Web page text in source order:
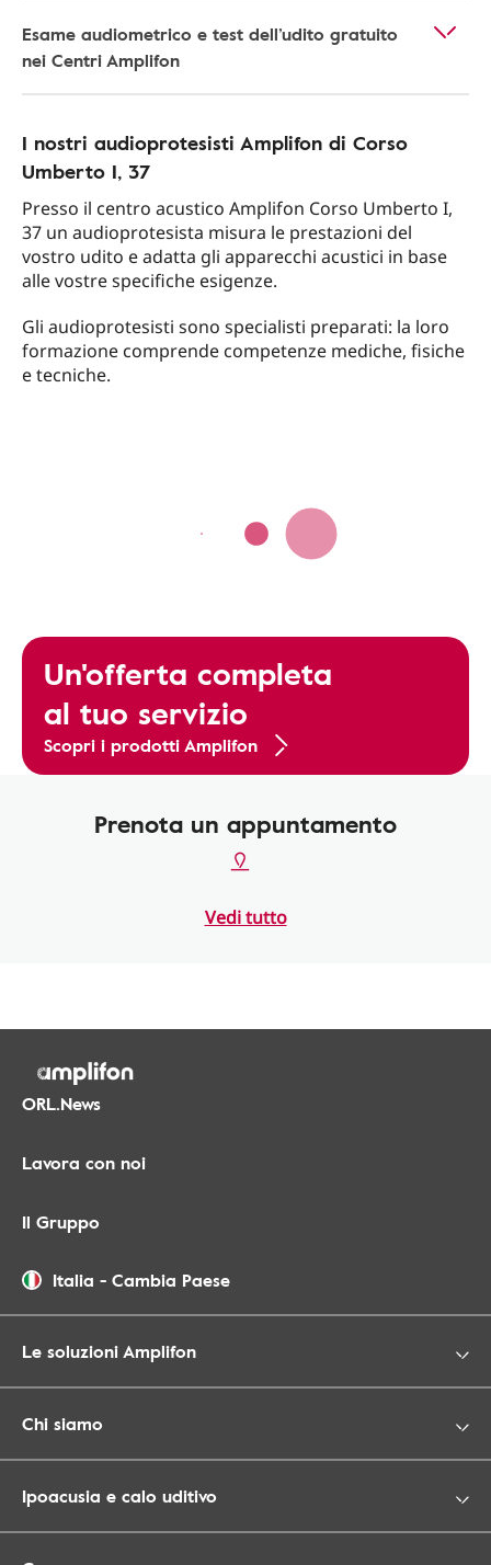
Esame audiometrico e test dell’udito gratuito
nei Centri Amplifon
I nostri audioprotesisti Amplifon di Corso
Umberto I, 37
Presso il centro acustico Amplifon Corso Umberto I,
37 un audioprotesista misura le prestazioni del
vostro udito e adatta gli apparecchi acustici in base
alle vostre specifiche esigenze.
Gli audioprotesisti sono specialisti preparati: la loro
formazione comprende competenze mediche, fisiche
e tecniche.
Un'offerta completa
al tuo servizio
Scopri i prodotti Amplifon
Prenota un appuntamento
Vedi tutto
ORL.News
Lavora con noi
Il Gruppo
Italia - Cambia Paese
Le soluzioni Amplifon
Chi siamo
Ipoacusia e calo uditivo